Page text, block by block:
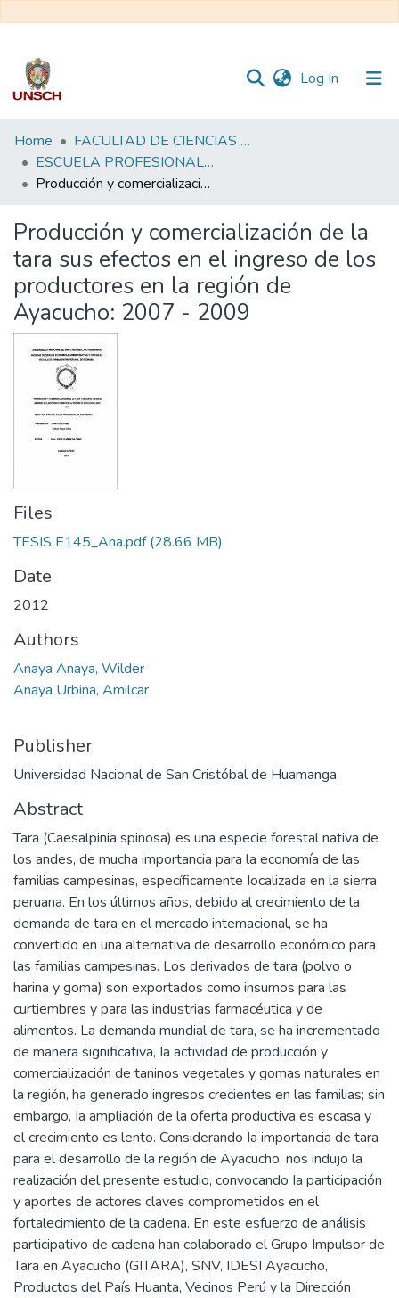
Log In (current)
Communities
&
Collections
Statistics
Home
FACULTAD DE CIENCIAS ECONÓMICAS, ADMINISTRATIVAS Y CONTABLES
ESCUELA PROFESIONAL DE ECONOMÍA
Producción y comercialización de la tara sus efectos en el ingreso de los productores en la región de Ayacucho: 2007 - 2009
Producción y comercialización de la
tara sus efectos en el ingreso de los
productores en la región de
Ayacucho: 2007 - 2009
Files
TESIS E145_Ana.pdf(28.66 MB)
Date
2012
Authors
Anaya Anaya, Wilder
Anaya Urbina, Amilcar
Publisher
Universidad Nacional de San Cristóbal de Huamanga
Abstract
Tara (Caesalpinia spinosa) es una especie forestal nativa de
los andes, de mucha importancia para la economía de las
familias campesinas, específicamente Iocalizada en la sierra
peruana. En los últimos años, debido al crecimiento de la
demanda de tara en el mercado intemacional, se ha
convertido en una alternativa de desarrollo económico para
las familias campesinas. Los derivados de tara (polvo o
harina y goma) son exportados como insumos para las
curtiembres y para las industrias farmacéutica y de
alimentos. La demanda mundial de tara, se ha incrementado
de manera significativa, Ia actividad de producción y
comercialización de taninos vegetales y gomas naturales en
la región, ha generado ingresos crecientes en las familias; sin
embargo, Ia ampliación de la oferta productiva es escasa y
el crecimiento es lento. Considerando Ia importancia de tara
para el desarrollo de la región de Ayacucho, nos indujo la
realización del presente estudio, convocando Ia participación
y aportes de actores claves comprometidos en el
fortalecimiento de la cadena. En este esfuerzo de análisis
participativo de cadena han colaborado el Grupo Impulsor de
Tara en Ayacucho (GITARA), SNV, IDESI Ayacucho,
Productos del País Huanta, Vecinos Perú y la Dirección